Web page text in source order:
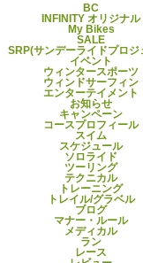
BC
INFINITY オリジナル
My Bikes
SALE
SRP(サンデーライドプロジ
イベント
ウィンタースポーツ
ウィンドサーフィン
エンターテイメント
お知らせ
キャンペーン
コースプロフィール
スイム
スケジュール
ソロライド
ツーリング
テクニカル
トレーニング
トレイル/グラベル
ブログ
マナー・ルール
メディカル
ラン
レース